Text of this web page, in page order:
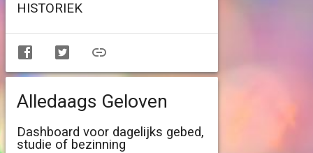
HISTORIEK
Alledaags Geloven
Dashboard voor dagelijks gebed,
studie of bezinning